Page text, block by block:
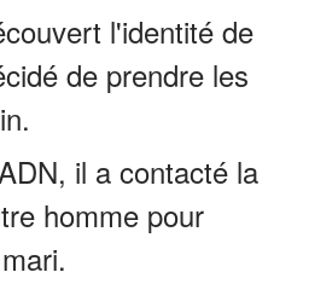
l'identité de
de prendre les
il a contacté la
homme pour